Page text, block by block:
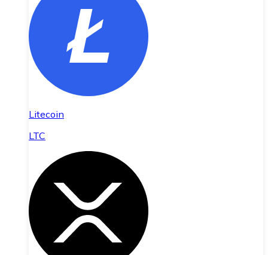
Litecoin
LTC